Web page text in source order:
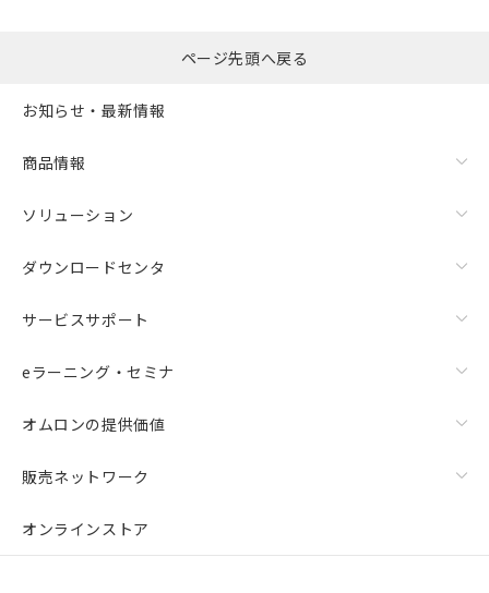
ページ先頭へ戻る
お知らせ・最新情報
商品情報
ソリューション
ダウンロードセンタ
サービスサポート
eラーニング・セミナ
オムロンの提供価値
販売ネットワーク
オンラインストア